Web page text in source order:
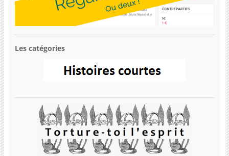
Les catégories